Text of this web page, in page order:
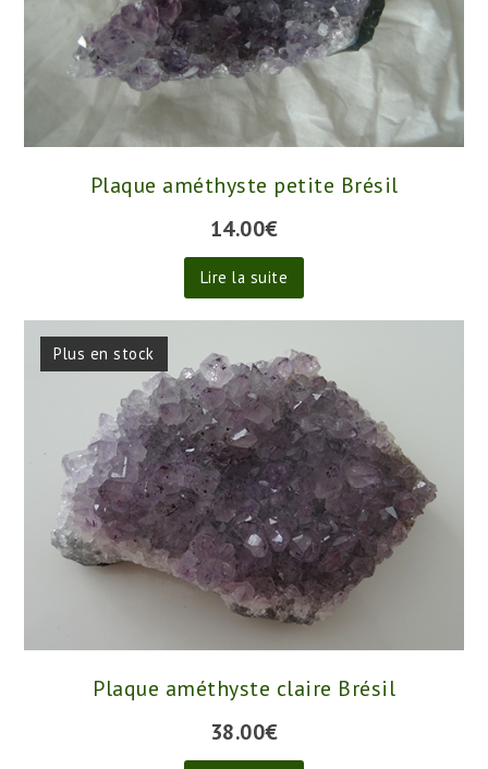
Plaque améthyste petite Brésil
14.00€
Lire la suite
Plus en stock
Plaque améthyste claire Brésil
38.00€